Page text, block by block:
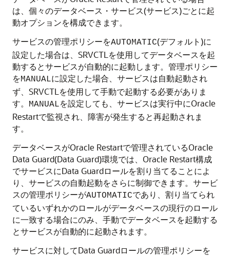
は、個々のデータベース・サービス(サービス)ごとに起
動オプションを構成できます。
サービスの管理ポリシーをAUTOMATIC(デフォルト)に
設定した場合は、SRVCTLを使用してデータベースを起
動するとサービスが自動的に起動します。管理ポリシー
をMANUALに設定した場合、サービスは自動起動され
ず、SRVCTLを使用して手動で起動する必要がありま
す。
MANUALを設定しても、サービスは実行中にOracle
Restartで監視され、障害が発生すると再起動されま
す。
データベースがOracle Restartで管理されているOracle
Data Guard(Data Guard)環境では、Oracle Restart構成
でサービスにData Guardロールを割り当てることによ
り、サービスの自動起動をさらに制御できます。サービ
スの管理ポリシーがAUTOMATICであり、割り当てられ
ているいずれかのロールがデータベースの現行のロール
に一致する場合にのみ、手動でデータベースを起動する
とサービスが自動的に起動されます。
サービスに対してData Guardロールの管理ポリシーを